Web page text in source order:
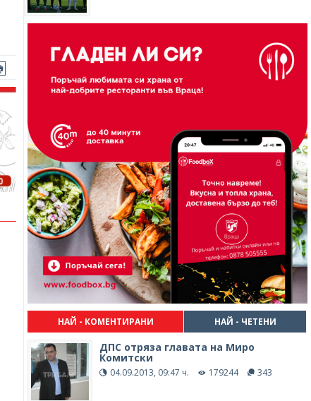
НАЙ - КОМЕНТИРАНИ НАЙ - ЧЕТЕНИ
ДПС отряза главата на Миро
Комитски
04.09.2013, 09:47 ч. 179244 343